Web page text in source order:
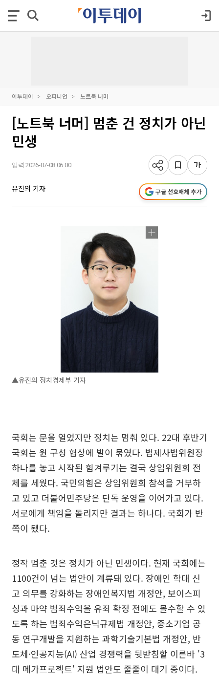
이투데이 오피니언 노트북 너머
[노트북 너머] 멈춘 건 정치가 아닌
민생
입력 2026-07-08 06:00
유진의 기자 구글 선호매체 추가
▲유진의 정치경제부 기자
국회는 문을 열었지만 정치는 멈춰 있다. 22대 후반기
국회는 원 구성 협상에 발이 묶였다. 법제사법위원장
하나를 놓고 시작된 힘겨루기는 결국 상임위원회 전
체를 세웠다. 국민의힘은 상임위원회 참석을 거부하
고 있고 더불어민주당은 단독 운영을 이어가고 있다.
서로에게 책임을 돌리지만 결과는 하나다. 국회가 반
쪽이 됐다.
정작 멈춘 것은 정치가 아닌 민생이다. 현재 국회에는
1100건이 넘는 법안이 계류돼 있다. 장애인 학대 신
고 의무를 강화하는 장애인복지법 개정안, 보이스피
싱과 마약 범죄수익을 유죄 확정 전에도 몰수할 수 있
도록 하는 범죄수익은닉규제법 개정안, 중소기업 공
동 연구개발을 지원하는 과학기술기본법 개정안, 반
도체·인공지능(AI) 산업 경쟁력을 뒷받침할 이른바 '3
대 메가프로젝트' 지원 법안도 줄줄이 대기 중이다.